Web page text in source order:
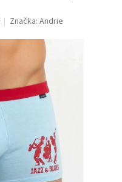
Značka: Andrie